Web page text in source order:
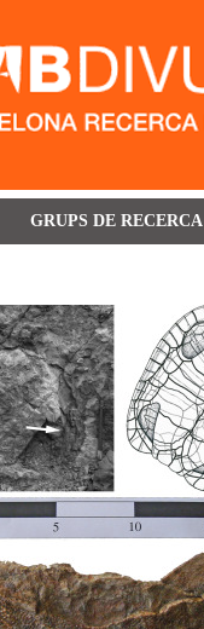
GRUPS DE RECERCA